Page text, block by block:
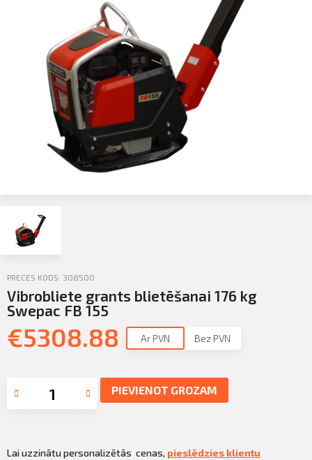
Sazināties
PIETEIKTIES
PRECES KODS: 308500
Vibrobliete grants blietēšanai 176 kg
Swepac FB 155
€5308.88 Ar PVN Bez PVN
PIEVIENOT GROZAM
Lai uzzinātu personalizētās cenas, pieslēdzies klientu